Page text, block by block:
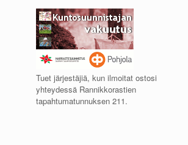
Tuet järjestäjiä, kun ilmoitat ostosi
yhteydessä Rannikkorastien
tapahtumatunnuksen 211.